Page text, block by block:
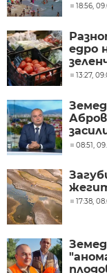
18:56,
едро
13:27,
08:51,
17:38,